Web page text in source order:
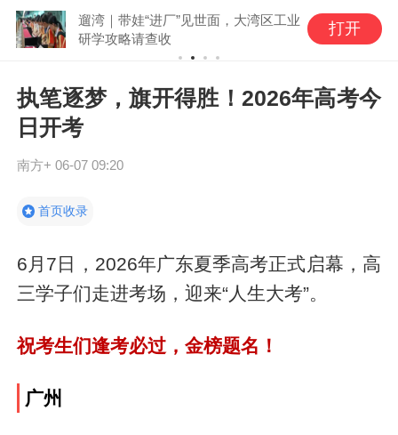
遛湾｜带娃“进厂”见世面，大湾区工业
研学攻略请查收
打开
执笔逐梦，旗开得胜！2026年高考今
日开考
南方+06-07 09:20
首页收录
6月7日，2026年广东夏季高考正式启幕，高
三学子们走进考场，迎来“人生大考”。
祝考生们逢考必过，金榜题名！
广州